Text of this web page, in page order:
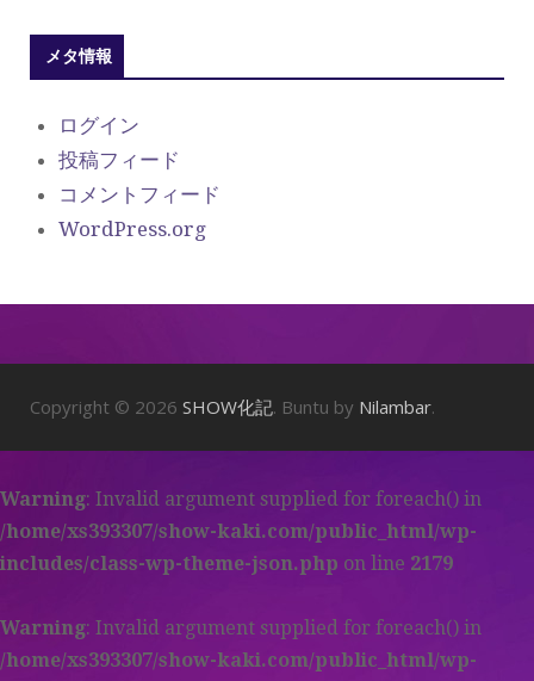
メタ情報
ログイン
投稿フィード
コメントフィード
WordPress.org
Copyright © 2026 SHOW化記. Buntu by Nilambar.
Warning: Invalid argument supplied for foreach() in
/home/xs393307/show-kaki.com/public_html/wp-
includes/class-wp-theme-json.php on line 2179
Warning: Invalid argument supplied for foreach() in
/home/xs393307/show-kaki.com/public_html/wp-